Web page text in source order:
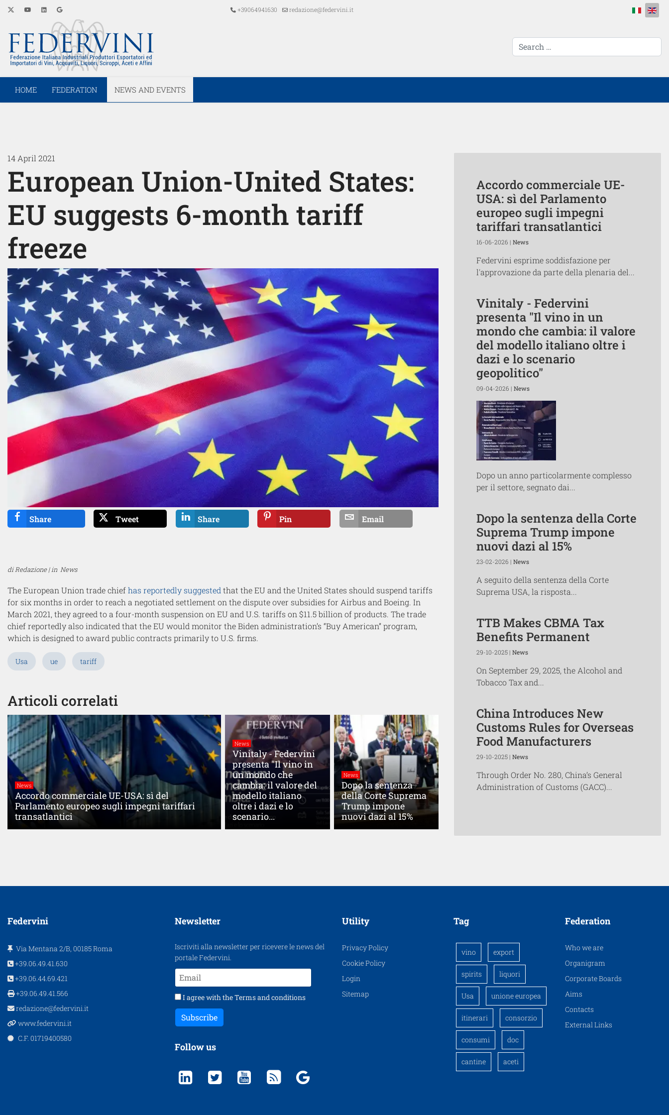
+39064941630 redazione@federvini.it Select your
cerca...
HOME FEDERATION NEWS AND EVENTS
14 April 2021
European Union-United States:
EU suggests 6-month tariff
freeze
Share Tweet Share Pin Email
di Redazione | in News
The European Union trade chiefhas reportedly suggested that the EU and the United States should suspend tariffs
for six months in order to reach a negotiated settlement on the dispute over subsidies for Airbus and Boeing. In
March 2021, they agreed to a four-month suspension on EU and U.S. tariffs on $11.5 billion of products. The trade
chief reportedly also indicated that the EU would monitor the Biden administration’s “Buy American” program,
which is designed to award public contracts primarily to U.S. firms.
Usa ue tariff
Articoli correlati
News
Accordo commerciale UE-USA: sì del
Parlamento europeo sugli impegni tariffari
transatlantici
News
Vinitaly - Federvini
presenta "Il vino in
un mondo che
cambia: il valore del
modello italiano
oltre i dazi e lo
scenario...
News
Dopo la sentenza
della Corte Suprema
Trump impone
nuovi dazi al 15%
Accordo commerciale UE-
USA: sì del Parlamento
europeo sugli impegni
tariffari transatlantici
16-06-2026 | News
Federvini esprime soddisfazione per
l'approvazione da parte della plenaria del...
Vinitaly - Federvini
presenta "Il vino in un
mondo che cambia: il valore
del modello italiano oltre i
dazi e lo scenario
geopolitico"
09-04-2026 | News
Dopo un anno particolarmente complesso
per il settore, segnato dai...
Dopo la sentenza della Corte
Suprema Trump impone
nuovi dazi al 15%
23-02-2026 | News
A seguito della sentenza della Corte
Suprema USA, la risposta...
TTB Makes CBMA Tax
Benefits Permanent
29-10-2025 | News
On September 29, 2025, the Alcohol and
Tobacco Tax and...
China Introduces New
Customs Rules for Overseas
Food Manufacturers
29-10-2025 | News
Through Order No. 280, China’s General
Administration of Customs (GACC)...
Federvini
Via Mentana 2/B, 00185 Roma
+39.06.49.41.630
+39.06.44.69.421
+39.06.49.41.566
redazione@federvini.it
www.federvini.it
C.F. 01719400580
Newsletter
Iscriviti alla newsletter per ricevere le news del
portale Federvini.
I agree with theTerms and conditions
Subscribe
Follow us
Utility
Privacy Policy
Cookie Policy
Login
Sitemap
Tag
vino export
spirits liquori
Usa unione europea
itinerari consorzio
consumi doc
cantine aceti
Federation
Who we are
Organigram
Corporate Boards
Aims
Contacts
External Links